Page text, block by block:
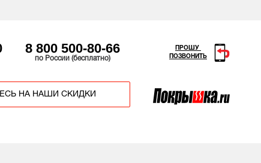
8 800 500-80-66
по России (бесплатно)
НА НАШИ СКИДКИ
ПРОШУ
ПОЗВОНИТЬ